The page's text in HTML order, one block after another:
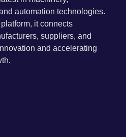
automation technologies.
it connects
suppliers, and
and accelerating